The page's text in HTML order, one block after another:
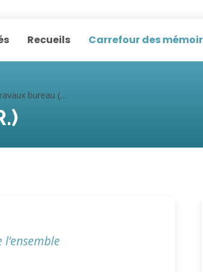
Recueils Carrefour des
bureau (Suzanne R.)
l’ensemble